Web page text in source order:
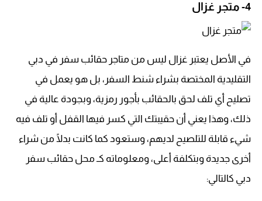
4- متجر غزال
في الأصل يعتبر غزال ليس من متاجر حقائب سفر في دبي
التقليدية المختصة بشراء شنط السفر، بل هو يعمل في
تصليح أي تلف لحق بالحقائب بأجور رمزية، وبجودة عالية في
ذلك، وهذا يعني أن حقيبتك التي كسر فيها القفل أو تلف فيه
شيء قابلة للتلصيح لديهم، وستعود كما كانت بدلًا من شراء
أخرى جديدة وبتكلفة أعلى، ومعلوماته كـ محل حقائب سفر
دبي كالتالي: